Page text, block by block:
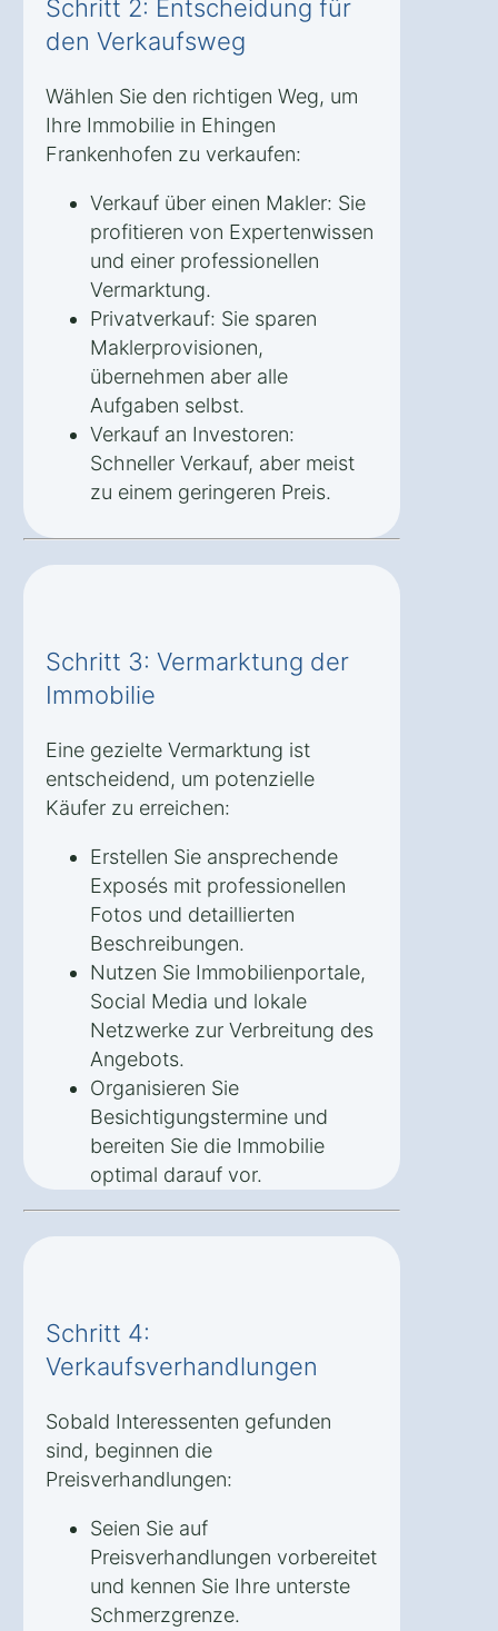
Schritt 2: Entscheidung für
den Verkaufsweg
Wählen Sie den richtigen Weg, um
Ihre Immobilie in Ehingen
Frankenhofen zu verkaufen:
Verkauf über einen Makler: Sie
profitieren von Expertenwissen
und einer professionellen
Vermarktung.
Privatverkauf: Sie sparen
Maklerprovisionen,
übernehmen aber alle
Aufgaben selbst.
Verkauf an Investoren:
Schneller Verkauf, aber meist
zu einem geringeren Preis.
Schritt 3: Vermarktung der
Immobilie
Eine gezielte Vermarktung ist
entscheidend, um potenzielle
Käufer zu erreichen:
Erstellen Sie ansprechende
Exposés mit professionellen
Fotos und detaillierten
Beschreibungen.
Nutzen Sie Immobilienportale,
Social Media und lokale
Netzwerke zur Verbreitung des
Angebots.
Organisieren Sie
Besichtigungstermine und
bereiten Sie die Immobilie
optimal darauf vor.
Schritt 4:
Verkaufsverhandlungen
Sobald Interessenten gefunden
sind, beginnen die
Preisverhandlungen:
Seien Sie auf
Preisverhandlungen vorbereitet
und kennen Sie Ihre unterste
Schmerzgrenze.